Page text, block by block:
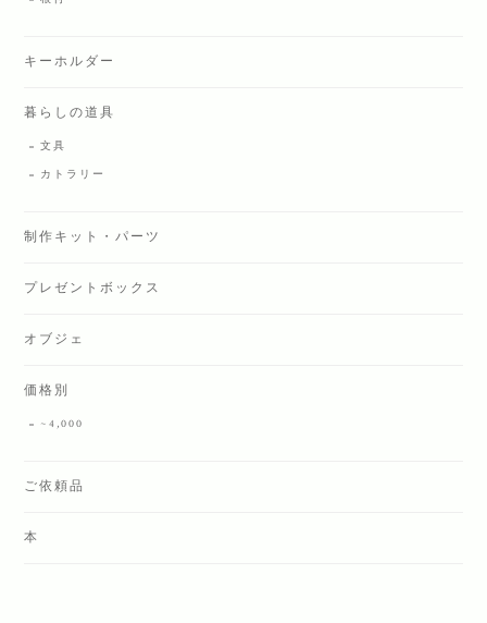
キーホルダー
暮らしの道具
文具
カトラリー
制作キット・パーツ
プレゼントボックス
オブジェ
価格別
~4,000
ご依頼品
本